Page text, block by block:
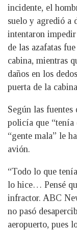
incidente, el
suelo y agredió a
intentaron
de las azafatas
cabina, mientras
daños en los
puerta de la
Según las
policía que “tenía
“gente mala” le
avión.
“Todo lo que
lo hice… Pensé
infractor. ABC
no pasó
aeropuerto, pues